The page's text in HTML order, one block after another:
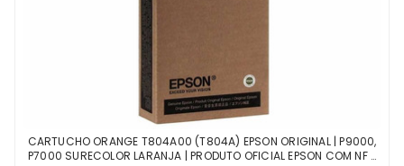
CARTUCHO ORANGE T804A00 (T804A) EPSON ORIGINAL | P9000,
P7000 SURECOLOR LARANJA | PRODUTO OFICIAL EPSON COM NF E